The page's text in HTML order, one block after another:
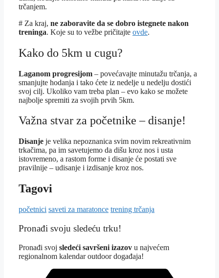
trčanjem.
# Za kraj, ne zaboravite da se dobro istegnete nakon
treninga. Koje su to vežbe pričitajte ovde.
Kako do 5km u cugu?
Laganom progresijom – povećavajte minutažu trčanja, a
smanjujte hodanja i tako ćete iz nedelje u nedelju dostići
svoj cilj. Ukoliko vam treba plan – evo kako se možete
najbolje spremiti za svojih prvih 5km.
Važna stvar za početnike – disanje!
Disanje je velika nepoznanica svim novim rekreativnim
trkačima, pa im savetujemo da dišu kroz nos i usta
istovremeno, a rastom forme i disanje će postati sve
pravilnije – udisanje i izdisanje kroz nos.
Tagovi
početnici saveti za maratonce trening trčanja
Pronađi svoju sledeću trku!
Pronađi svoj sledeći savršeni izazov u najvećem
regionalnom kalendar outdoor događaja!